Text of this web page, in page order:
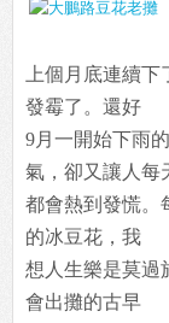
上個月底連續
發霉了。還好
9月一開始下雨
氣，卻又讓人每
都會熱到發慌。
的冰豆花，我
想人生樂是莫過
會出攤的古早